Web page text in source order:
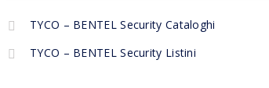
TYCO – BENTEL Security Cataloghi
TYCO – BENTEL Security Listini